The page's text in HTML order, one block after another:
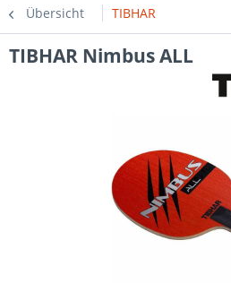
Übersicht TIBHAR
TIBHAR Nimbus ALL